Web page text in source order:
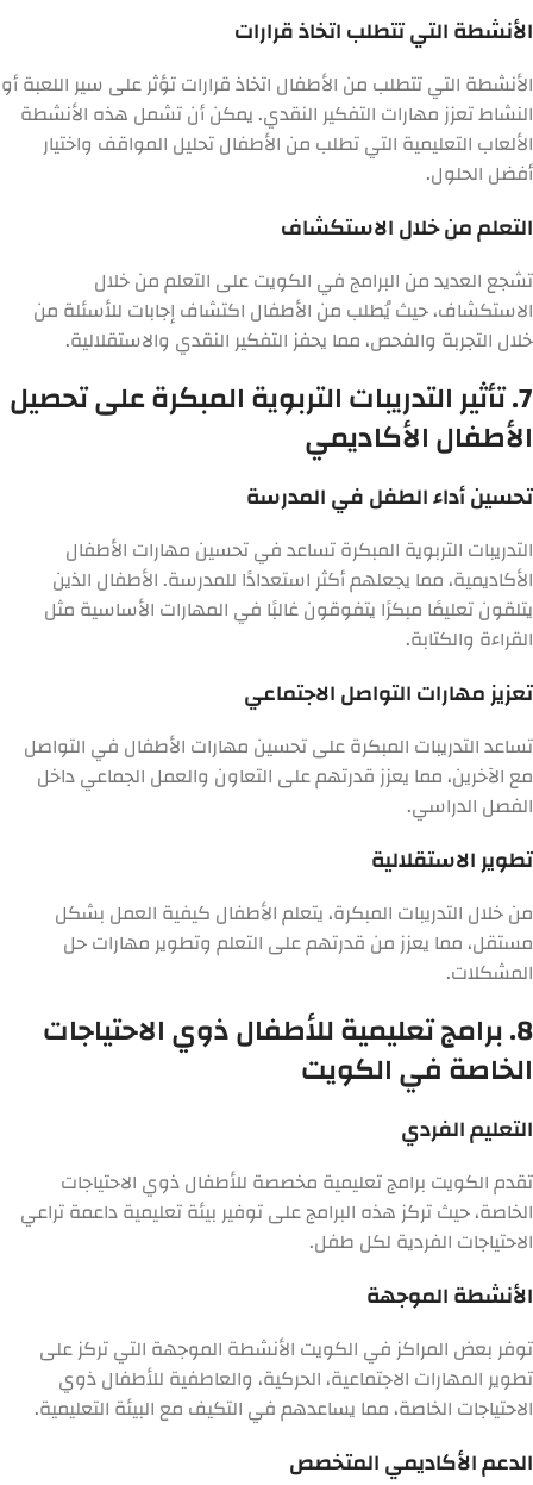
الأنشطة التي تتطلب اتخاذ قرارات
الأنشطة التي تتطلب من الأطفال اتخاذ قرارات تؤثر على سير اللعبة أو
النشاط تعزز مهارات التفكير النقدي. يمكن أن تشمل هذه الأنشطة
الألعاب التعليمية التي تطلب من الأطفال تحليل المواقف واختيار
أفضل الحلول.
التعلم من خلال الاستكشاف
تشجع العديد من البرامج في الكويت على التعلم من خلال
الاستكشاف، حيث يُطلب من الأطفال اكتشاف إجابات للأسئلة من
خلال التجربة والفحص، مما يحفز التفكير النقدي والاستقلالية.
7. تأثير التدريبات التربوية المبكرة على تحصيل
الأطفال الأكاديمي
تحسين أداء الطفل في المدرسة
التدريبات التربوية المبكرة تساعد في تحسين مهارات الأطفال
الأكاديمية، مما يجعلهم أكثر استعدادًا للمدرسة. الأطفال الذين
يتلقون تعليمًا مبكرًا يتفوقون غالبًا في المهارات الأساسية مثل
القراءة والكتابة.
تعزيز مهارات التواصل الاجتماعي
تساعد التدريبات المبكرة على تحسين مهارات الأطفال في التواصل
مع الآخرين، مما يعزز قدرتهم على التعاون والعمل الجماعي داخل
الفصل الدراسي.
تطوير الاستقلالية
من خلال التدريبات المبكرة، يتعلم الأطفال كيفية العمل بشكل
مستقل، مما يعزز من قدرتهم على التعلم وتطوير مهارات حل
المشكلات.
8. برامج تعليمية للأطفال ذوي الاحتياجات
الخاصة في الكويت
التعليم الفردي
تقدم الكويت برامج تعليمية مخصصة للأطفال ذوي الاحتياجات
الخاصة، حيث تركز هذه البرامج على توفير بيئة تعليمية داعمة تراعي
الاحتياجات الفردية لكل طفل.
الأنشطة الموجهة
توفر بعض المراكز في الكويت الأنشطة الموجهة التي تركز على
تطوير المهارات الاجتماعية، الحركية، والعاطفية للأطفال ذوي
الاحتياجات الخاصة، مما يساعدهم في التكيف مع البيئة التعليمية.
الدعم الأكاديمي المتخصص